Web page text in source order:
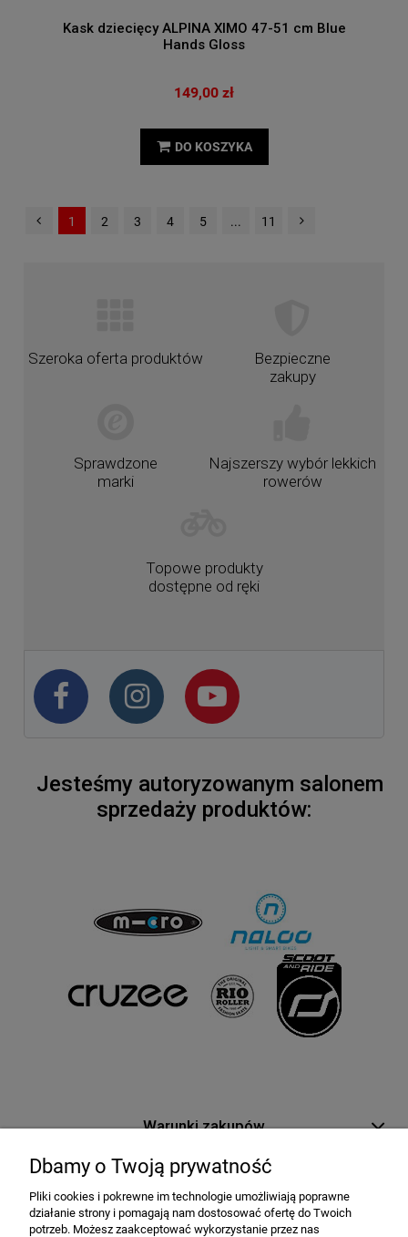
Kask dziecięcy ALPINA XIMO 47-51 cm Blue
Hands Gloss
149,00 zł
DO KOSZYKA
1 2 3 4 5 ... 11
Szeroka oferta produktów
Bezpieczne
zakupy
Sprawdzone
marki
Najszerszy wybór lekkich
rowerów
Topowe produkty
dostępne od ręki
Jesteśmy autoryzowanym salonem
sprzedaży produktów:
Warunki zakupów
Moje konto
Informacje o sklepie
Dbamy o Twoją prywatność
Pliki cookies i pokrewne im technologie umożliwiają poprawne
działanie strony i pomagają nam dostosować ofertę do Twoich
potrzeb. Możesz zaakceptować wykorzystanie przez nas